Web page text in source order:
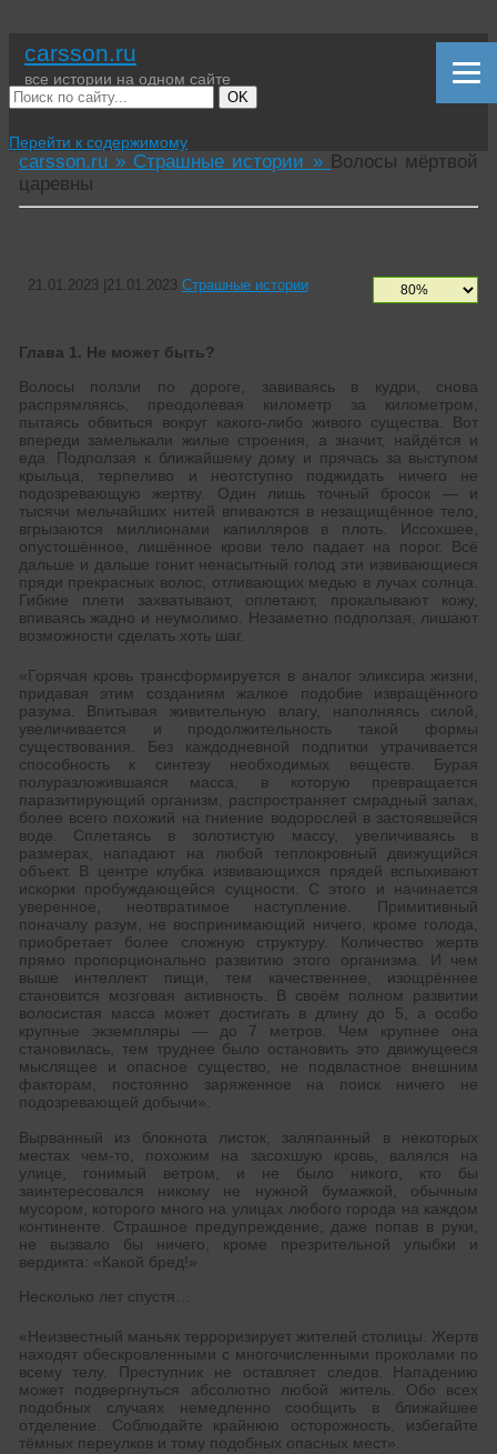
carsson.ru
все истории на одном сайте
OK
Перейти к содержимому
carsson.ru » Страшные истории » Волосы мёртвой
царевны
21.01.2023 |21.01.2023 Страшные истории
Глава 1. Не может быть?
Волосы ползли по дороге, завиваясь в кудри, снова
распрямляясь, преодолевая километр за километром,
пытаясь обвиться вокруг какого-либо живого существа. Вот
впереди замелькали жилые строения, а значит, найдётся и
еда. Подползая к ближайшему дому и прячась за выступом
крыльца, терпеливо и неотступно поджидать ничего не
подозревающую жертву. Один лишь точный бросок — и
тысячи мельчайших нитей впиваются в незащищённое тело,
вгрызаются миллионами капилляров в плоть. Иссохшее,
опустошённое, лишённое крови тело падает на порог. Всё
дальше и дальше гонит ненасытный голод эти извивающиеся
пряди прекрасных волос, отливающих медью в лучах солнца.
Гибкие плети захватывают, оплетают, прокалывают кожу,
впиваясь жадно и неумолимо. Незаметно подползая, лишают
возможности сделать хоть шаг.
«Горячая кровь трансформируется в аналог эликсира жизни,
придавая этим созданиям жалкое подобие извращённого
разума. Впитывая живительную влагу, наполняясь силой,
увеличивается и продолжительность такой формы
существования. Без каждодневной подпитки утрачивается
способность к синтезу необходимых веществ. Бурая
полуразложившаяся масса, в которую превращается
паразитирующий организм, распространяет смрадный запах,
более всего похожий на гниение водорослей в застоявшейся
воде. Сплетаясь в золотистую массу, увеличиваясь в
размерах, нападают на любой теплокровный движущийся
объект. В центре клубка извивающихся прядей вспыхивают
искорки пробуждающейся сущности. С этого и начинается
уверенное, неотвратимое наступление. Примитивный
поначалу разум, не воспринимающий ничего, кроме голода,
приобретает более сложную структуру. Количество жертв
прямо пропорционально развитию этого организма. И чем
выше интеллект пищи, тем качественнее, изощрённее
становится мозговая активность. В своём полном развитии
волосистая масса может достигать в длину до 5, а особо
крупные экземпляры — до 7 метров. Чем крупнее она
становилась, тем труднее было остановить это движущееся
мыслящее и опасное существо, не подвластное внешним
факторам, постоянно заряженное на поиск ничего не
подозревающей добычи».
Вырванный из блокнота листок, заляпанный в некоторых
местах чем-то, похожим на засохшую кровь, валялся на
улице, гонимый ветром, и не было никого, кто бы
заинтересовался никому не нужной бумажкой, обычным
мусором, которого много на улицах любого города на каждом
континенте. Страшное предупреждение, даже попав в руки,
не вызвало бы ничего, кроме презрительной улыбки и
вердикта: «Какой бред!»
Несколько лет спустя…
«Неизвестный маньяк терроризирует жителей столицы. Жертв
находят обескровленными с многочисленными проколами по
всему телу. Преступник не оставляет следов. Нападению
может подвергнуться абсолютно любой житель. Обо всех
подобных случаях немедленно сообщить в ближайшее
отделение. Соблюдайте крайнюю осторожность, избегайте
тёмных переулков и тому подобных опасных мест».